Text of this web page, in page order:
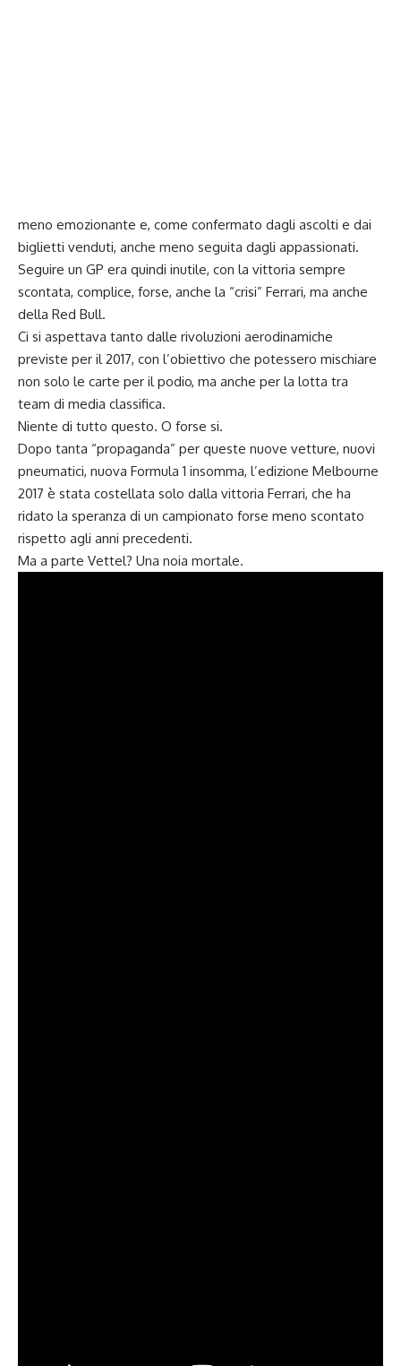
meno emozionante e, come confermato dagli ascolti e dai
biglietti venduti, anche meno seguita dagli appassionati.
Seguire un GP era quindi inutile, con la vittoria sempre
scontata, complice, forse, anche la “crisi” Ferrari, ma anche
della Red Bull.
Ci si aspettava tanto dalle rivoluzioni aerodinamiche
previste per il 2017, con l’obiettivo che potessero mischiare
non solo le carte per il podio, ma anche per la lotta tra
team di media classifica.
Niente di tutto questo. O forse si.
Dopo tanta “propaganda” per queste nuove vetture, nuovi
pneumatici, nuova Formula 1 insomma, l’edizione Melbourne
2017 è stata costellata solo dalla vittoria Ferrari, che ha
ridato la speranza di un campionato forse meno scontato
rispetto agli anni precedenti.
Ma a parte Vettel? Una noia mortale.